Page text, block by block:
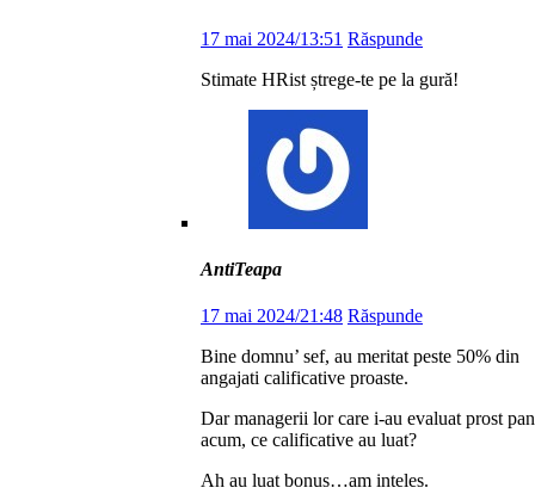
17 mai 2024/13:51 Răspunde
Stimate HRist ștrege-te pe la gură!
AntiTeapa
17 mai 2024/21:48 Răspunde
Bine domnu’ sef, au meritat peste 50% din
angajati calificative proaste.
Dar managerii lor care i-au evaluat prost
acum, ce calificative au luat?
Ah au luat bonus…am inteles.